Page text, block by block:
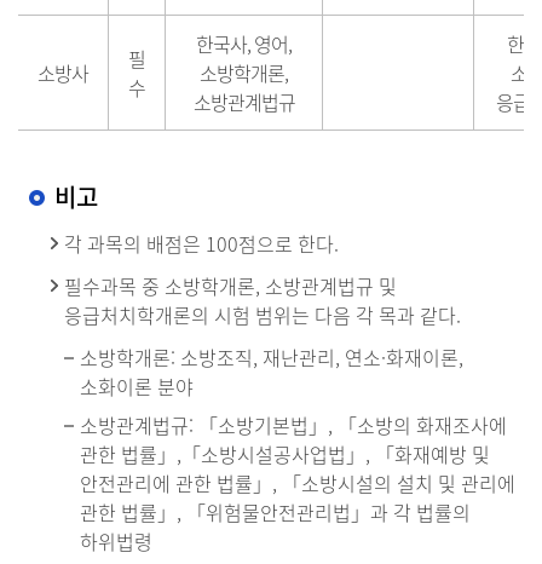
소방사
필
수
한국사, 영어,
소방학개론,
소방관계법규
한
소
응급
비고
각 과목의 배점은 100점으로 한다.
필수과목 중 소방학개론, 소방관계법규 및
응급처치학개론의 시험 범위는 다음 각 목과 같다.
소방학개론: 소방조직, 재난관리, 연소·화재이론,
소화이론 분야
소방관계법규: 「소방기본법」, 「소방의 화재조사에
관한 법률」,「소방시설공사업법」, 「화재예방 및
안전관리에 관한 법률」, 「소방시설의 설치 및 관리에
관한 법률」, 「위험물안전관리법」과 각 법률의
하위법령